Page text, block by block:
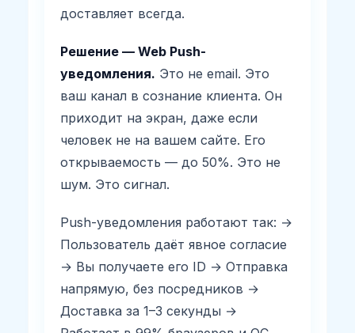
доставляет всегда.
Решение — Web Push-
уведомления. Это не email. Это
ваш канал в сознание клиента. Он
приходит на экран, даже если
человек не на вашем сайте. Его
открываемость — до 50%. Это не
шум. Это сигнал.
Push-уведомления работают так: →
Пользователь даёт явное согласие
→ Вы получаете его ID → Отправка
напрямую, без посредников →
Доставка за 1–3 секунды →